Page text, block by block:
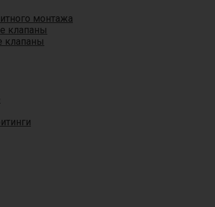
монтажа
клапаны
клапаны